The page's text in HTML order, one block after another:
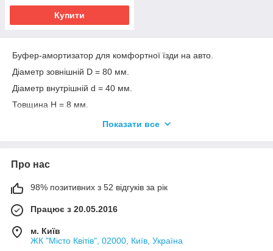
Купити
Буфер-амортизатор для комфортної їзди на авто.
Діаметр зовнішній D = 80 мм.
Діаметр внутрішній d = 40 мм.
Товщина H = 8 мм.
Виготовлений з еластичного високоміцного поліуретану.
- Поліпшення амортизації авто;
- Зменшення шуму від шин, зменшуються стуки та шуми в
- Поїздки на авто стають комфортнішими.
На один бік амортизатора рекомендується ставити два
буфера — залежно від висоти вежі ( склянка)
Показати все
Про нас
98% позитивних з 52 відгуків за рік
Працює з 20.05.2016
м. Київ
ЖК "Місто Квітів", 02000, Київ, Україна